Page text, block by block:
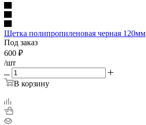
Щетка полипропиленовая черная 120мм
Под заказ
600 ₽
/шт
В корзину